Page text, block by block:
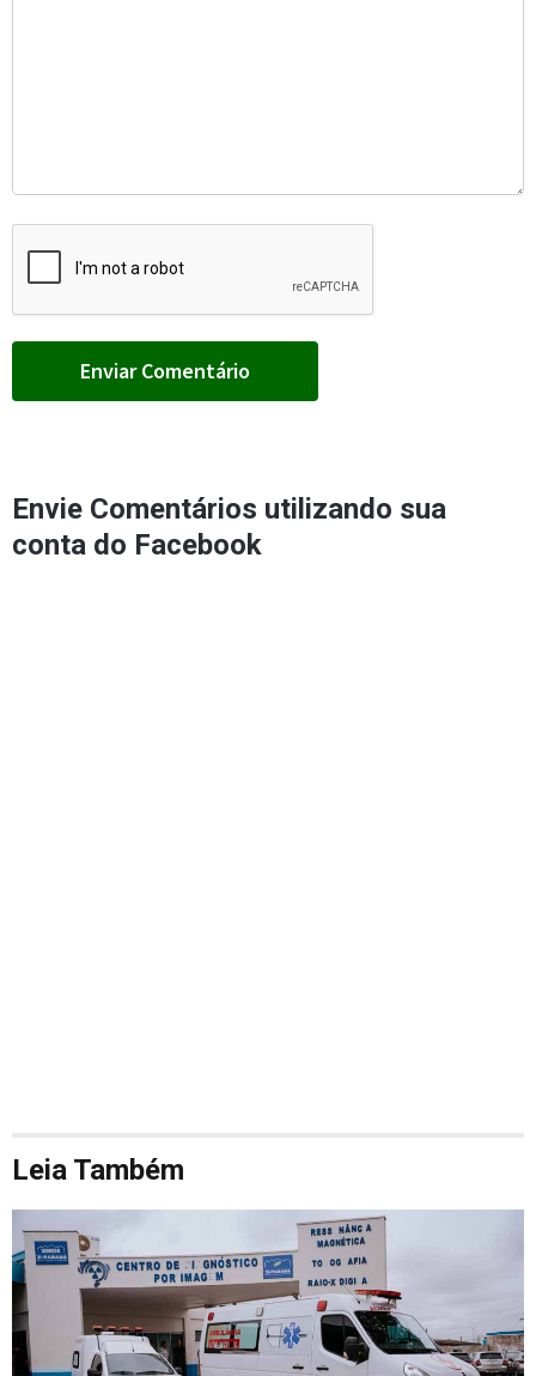
Envie Comentários utilizando sua
conta do Facebook
Leia Também